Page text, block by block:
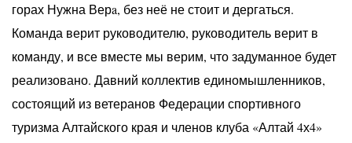
горах Нужна Верa, без неё не стоит и дергаться.
Команда верит руководителю, руководитель верит в
команду, и все вместе мы верим, что задуманное будет
реализовано. Давний коллектив единомышленников,
состоящий из ветеранов Федерации спортивного
туризма Алтайского края и членов клуба «Алтай 4х4»